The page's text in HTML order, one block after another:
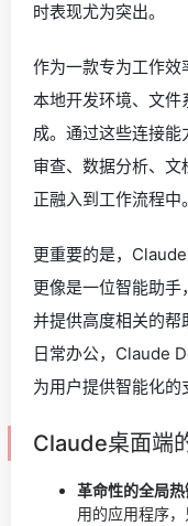
时表现尤为突出。
作为一款专为工作
本地开发环境、文
成。通过这些连接
审查、数据分析、
正融入到工作流程中。
更重要的是，
更像是一位智能助手
并提供高度相关的
日常办公，Claude
为用户提供智能化的
Claude桌面端
革命性的全局热
用的应用程序